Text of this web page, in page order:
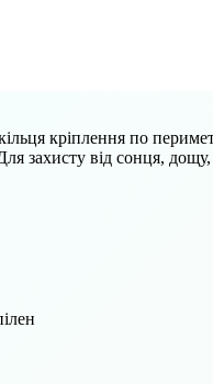
кріплення по
захисту від сонця,